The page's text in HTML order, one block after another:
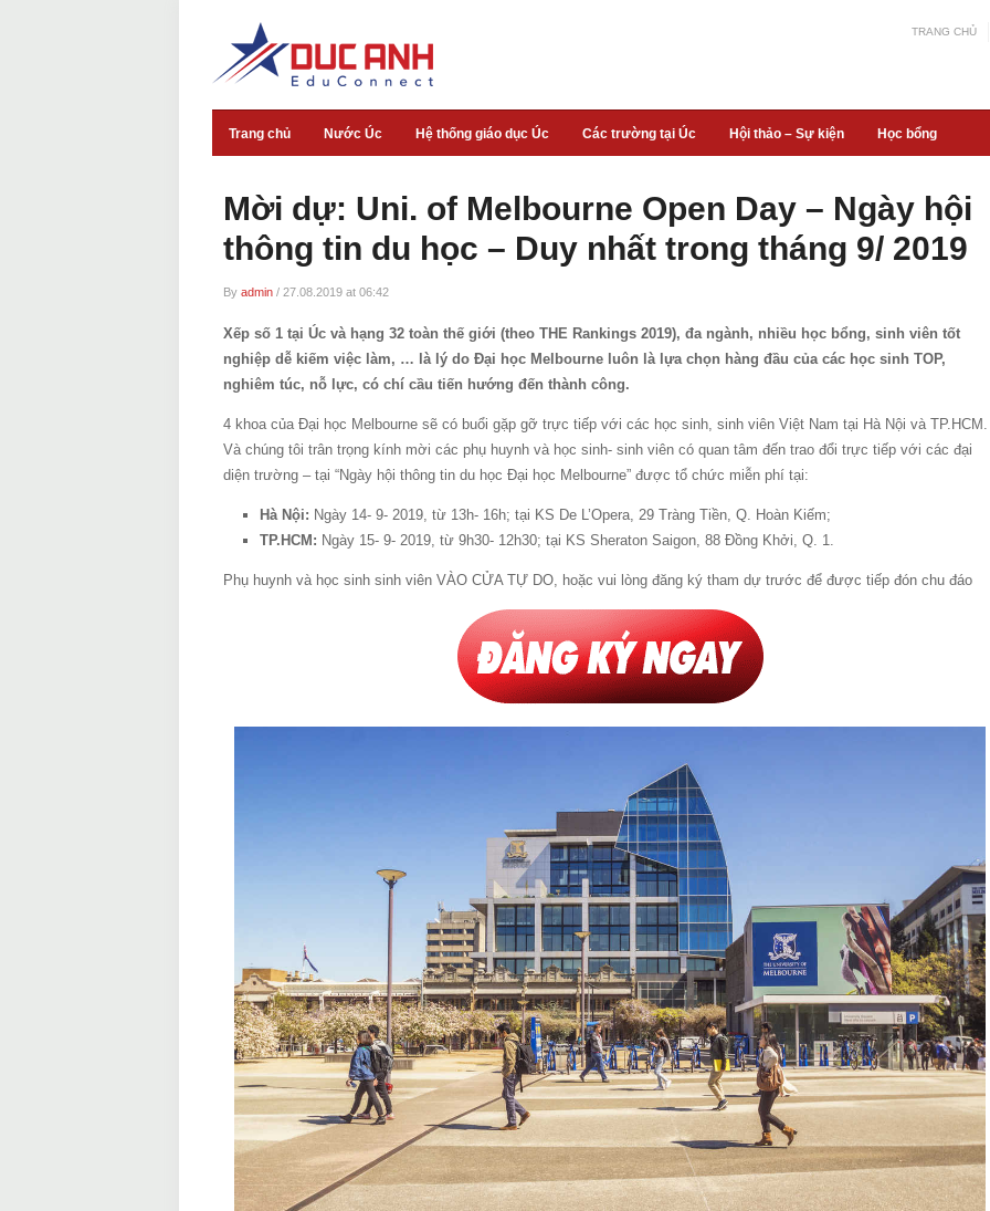
TRANG CHỦ
Trang chủ Nước Úc Hệ thống giáo dục Úc Các trường tại Úc Hội thảo – Sự kiện Học bổng
Mời dự: Uni. of Melbourne Open Day – Ngày hội
thông tin du học – Duy nhất trong tháng 9/ 2019
By admin / 27.08.2019 at 06:42
Xếp số 1 tại Úc và hạng 32 toàn thế giới (theo THE Rankings 2019), đa ngành, nhiều học bổng, sinh viên tốt
nghiệp dễ kiếm việc làm, … là lý do Đại học Melbourne luôn là lựa chọn hàng đầu của các học sinh TOP,
nghiêm túc, nỗ lực, có chí cầu tiến hướng đến thành công.
4 khoa của Đại học Melbourne sẽ có buổi gặp gỡ trực tiếp với các học sinh, sinh viên Việt Nam tại Hà Nội và TP.HCM.
Và chúng tôi trân trọng kính mời các phụ huynh và học sinh- sinh viên có quan tâm đến trao đổi trực tiếp với các đại
diện trường – tại “Ngày hội thông tin du học Đại học Melbourne” được tổ chức miễn phí tại:
Hà Nội: Ngày 14- 9- 2019, từ 13h- 16h; tại KS De L’Opera, 29 Tràng Tiền, Q. Hoàn Kiếm;
TP.HCM: Ngày 15- 9- 2019, từ 9h30- 12h30; tại KS Sheraton Saigon, 88 Đồng Khởi, Q. 1.
Phụ huynh và học sinh sinh viên VÀO CỬA TỰ DO, hoặc vui lòng đăng ký tham dự trước để được tiếp đón chu đáo